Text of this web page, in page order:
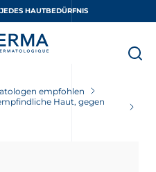
HAUTBEDÜRFNIS
empfohlen
Haut, gegen